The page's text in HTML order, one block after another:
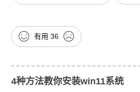
有用 36
4种方法教你安装win11系统